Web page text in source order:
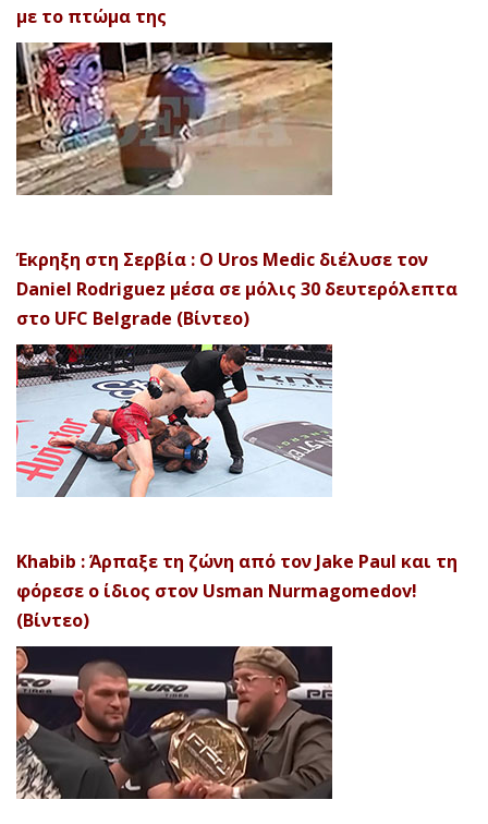
με το πτώμα της
Έκρηξη στη Σερβία : Ο Uros Medic διέλυσε τον
Daniel Rodriguez μέσα σε μόλις 30 δευτερόλεπτα
στο UFC Belgrade (Βίντεο)
Khabib : Άρπαξε τη ζώνη από τον Jake Paul και τη
φόρεσε ο ίδιος στον Usman Nurmagomedov!
(Βίντεο)